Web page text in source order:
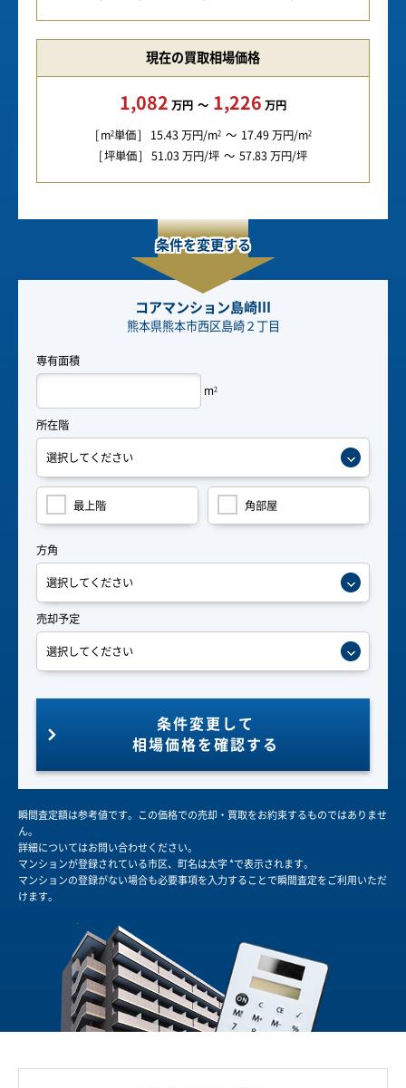
現在の買取相場価格
1,082 万円 1,226 万円
m2単価 15.43 万円/m2 17.49 万円/m2
坪単価 51.03 万円/坪 57.83 万円/坪
条件を変更する
コアマンション島崎Ⅲ
熊本県熊本市西区島崎２丁目
専有面積
m2
所在階
最上階 角部屋
方角
売却予定
条件変更して
相場価格を確認する
瞬間査定額は参考値です。この価格での売却・買取をお約束するものではありませ
ん。
詳細についてはお問い合わせください。
マンションが登録されている市区、町名は太字 *で表示されます。
マンションの登録がない場合も必要事項を入力することで瞬間査定をご利用いただ
けます。